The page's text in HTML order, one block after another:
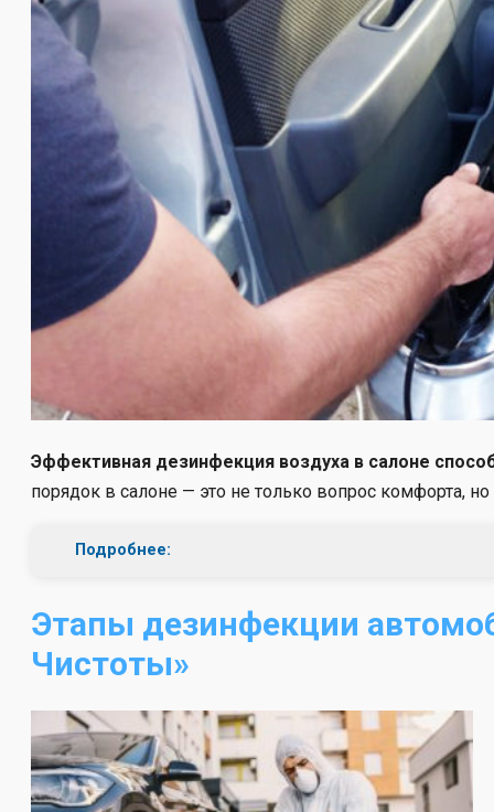
Эффективная дезинфекция воздуха в салоне
порядок в салоне — это не только вопрос комфорта,
Подробнее:
Этапы дезинфекции
Чистоты»